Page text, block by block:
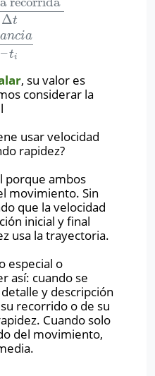
Δt
ancia
–ti
Δt=distancia
, su valor es
considerar la
usar velocidad
rapidez?
porque ambos
movimiento. Sin
que la velocidad
inicial y final
usa la trayectoria.
especial o
así: cuando se
y descripción
recorrido o de su
Cuando solo
del movimiento,